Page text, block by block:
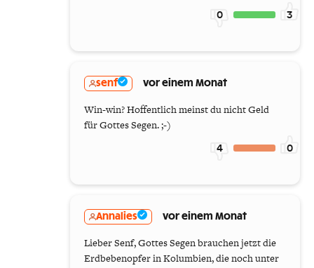
0 3
senf vor einem Monat
Win-win? Hoffentlich meinst du nicht Geld
für Gottes Segen. ;-)
4 0
Annalies vor einem Monat
Lieber Senf, Gottes Segen brauchen jetzt die
Erdbebenopfer in Kolumbien, die noch unter